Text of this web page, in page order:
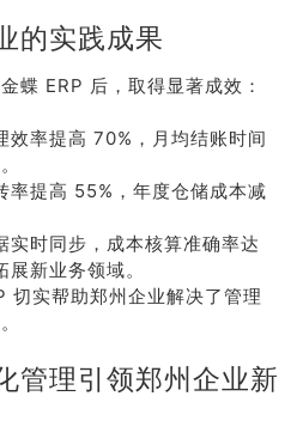
的实践成果
蝶 ERP 后，取得显著成效：
效率提高 70%，月均结账时间
率提高 55%，年度仓储成本减
实时同步，成本核算准确率达
新业务领域。
切实帮助郑州企业解决了管理
管理引领郑州企业新